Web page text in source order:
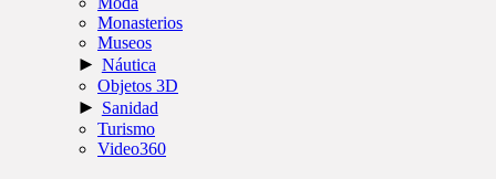
Monasterios
Museos
► Náutica
Objetos 3D
► Sanidad
Turismo
Video360